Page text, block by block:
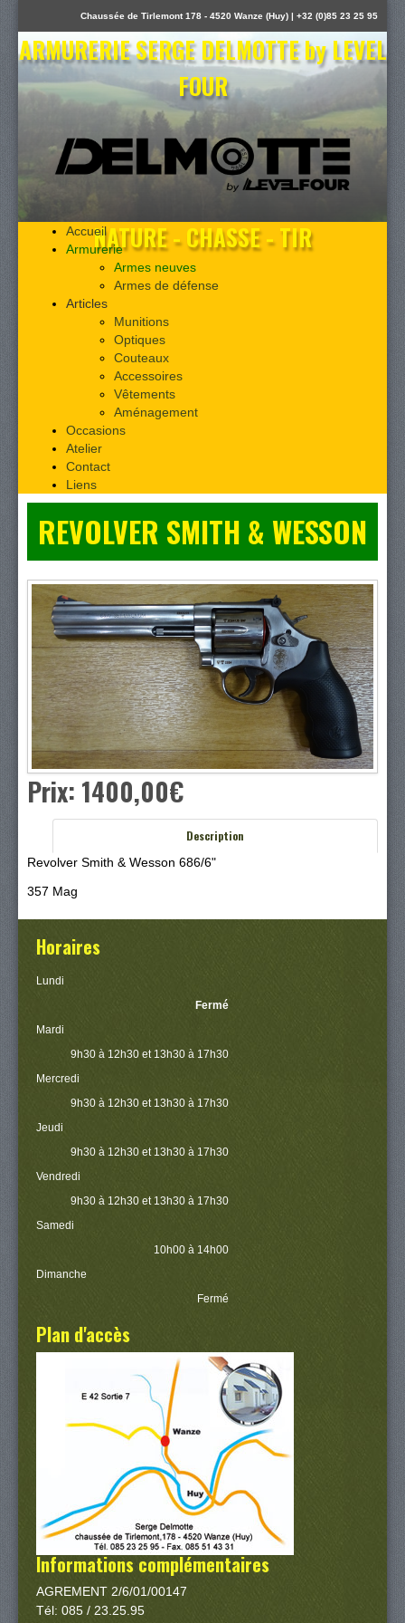
Chaussée de Tirlemont 178 - 4520 Wanze (Huy) | +32 (0)85 23 25 95
ARMURERIE SERGE DELMOTTE by LEVEL
FOUR
NATURE - CHASSE - TIR
Accueil
Armurerie
Armes neuves
Armes de défense
Articles
Munitions
Optiques
Couteaux
Accessoires
Vêtements
Aménagement
Occasions
Atelier
Contact
Liens
REVOLVER SMITH & WESSON
Prix: 1400,00‎€
Description
Revolver Smith & Wesson 686/6"
357 Mag
Horaires
Lundi
Fermé
Mardi
9h30 à 12h30 et 13h30 à 17h30
Mercredi
9h30 à 12h30 et 13h30 à 17h30
Jeudi
9h30 à 12h30 et 13h30 à 17h30
Vendredi
9h30 à 12h30 et 13h30 à 17h30
Samedi
10h00 à 14h00
Dimanche
Fermé
Plan d'accès
Informations complémentaires
AGREMENT 2/6/01/00147
Tél: 085 / 23.25.95